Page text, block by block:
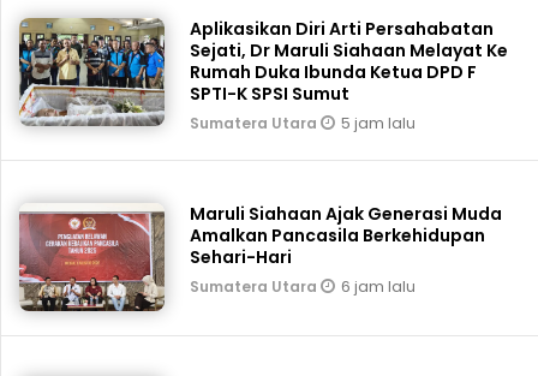
Aplikasikan Diri Arti Persahabatan
Sejati, Dr Maruli Siahaan Melayat Ke
Rumah Duka Ibunda Ketua DPD F
SPTI-K SPSI Sumut
Sumatera Utara 5 jam lalu
Maruli Siahaan Ajak Generasi Muda
Amalkan Pancasila Berkehidupan
Sehari-Hari
Sumatera Utara 6 jam lalu